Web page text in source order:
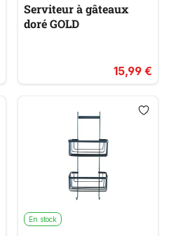
Serviteur à gâteaux
doré GOLD
15,99 €
En stock